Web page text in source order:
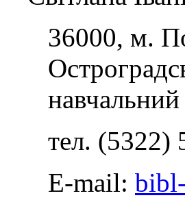
36000, м.
тел. (5322)
E-mail: